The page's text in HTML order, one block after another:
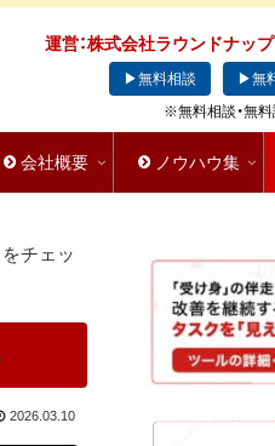
運営：株式会社ラウンドナップ
▶無料相談
▶無
※無料相談・無
会社概要 ノウハウ集
チェッ
2026.03.10